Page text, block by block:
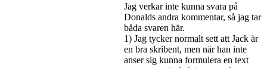
Jag verkar inte kunna svara på
Donalds andra kommentar, så jag tar
båda svaren här.
1) Jag tycker normalt sett att Jack är
en bra skribent, men när han inte
anser sig kunna formulera en text